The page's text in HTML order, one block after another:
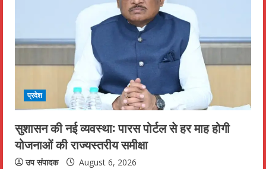
a
n
g
प्रदेश
सुशासन की नई व्यवस्था: पारस पोर्टल से हर माह होगी
योजनाओं की राज्यस्तरीय समीक्षा
उप संपादक August 6, 2026